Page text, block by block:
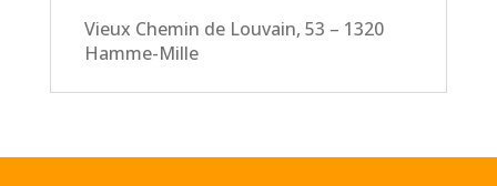
Vieux Chemin de Louvain, 53 – 1320
Hamme-Mille